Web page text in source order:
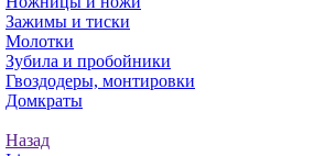
Зажимы и тиски
Молотки
Зубила и пробойники
Гвоздодеры, монтировки
Домкраты
Назад